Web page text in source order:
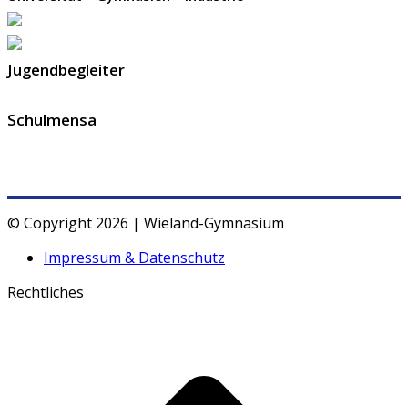
Jugendbegleiter
Schulmensa
© Copyright 2026 | Wieland-Gymnasium
Impressum & Datenschutz
Rechtliches